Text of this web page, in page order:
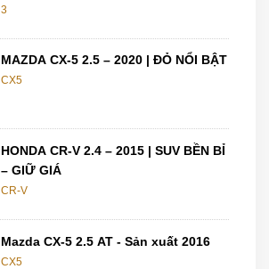
TRUNG, CÁ TÍNH
3
MAZDA CX-5 2.5 – 2020 | ĐỎ NỔI BẬT
CX5
HONDA CR-V 2.4 – 2015 | SUV BỀN BỈ
– GIỮ GIÁ
CR-V
Mazda CX-5 2.5 AT - Sản xuất 2016
CX5